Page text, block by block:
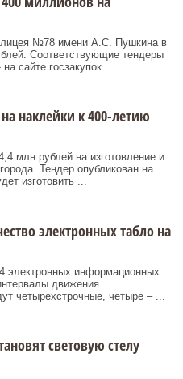
№78 имени А.С. Пушкина в
Соответствующие тендеры
сайте госзакупок. ...
наклейки к 400-летию
млн рублей на изготовление и
Тендер опубликован на
изготовить ...
электронных табло на
электронных информационных
движения
четырехстрочные, четыре – ...
световую стелу